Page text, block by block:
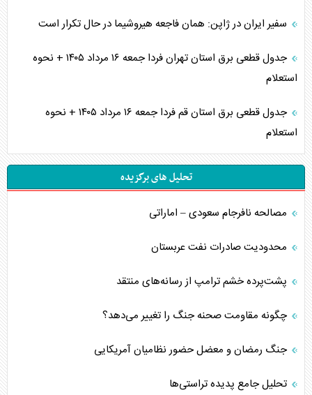
سفیر ایران در ژاپن: همان فاجعه هیروشیما در حال تکرار است
جدول قطعی برق استان تهران فردا جمعه ۱۶ مرداد ۱۴۰۵ + نحوه
استعلام
جدول قطعی برق استان قم فردا جمعه ۱۶ مرداد ۱۴۰۵ + نحوه
استعلام
تحلیل های برگزیده
مصالحه نافرجام سعودی – اماراتی
محدودیت صادرات نفت عربستان
پشت‌پرده خشم ترامپ از رسانه‌های منتقد
چگونه مقاومت صحنه جنگ را تغییر می‌دهد؟
جنگ رمضان و معضل حضور نظامیان آمریکایی
تحلیل جامع پدیده تراستی‌ها